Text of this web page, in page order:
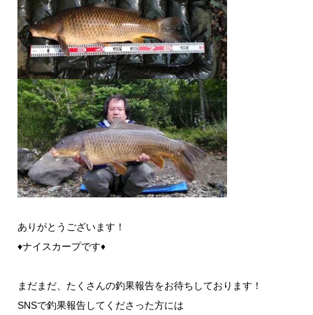
ありがとうございます！
♦ナイスカープです♦
まだまだ、たくさんの釣果報告をお待ちしております！
SNSで釣果報告してくださった方には